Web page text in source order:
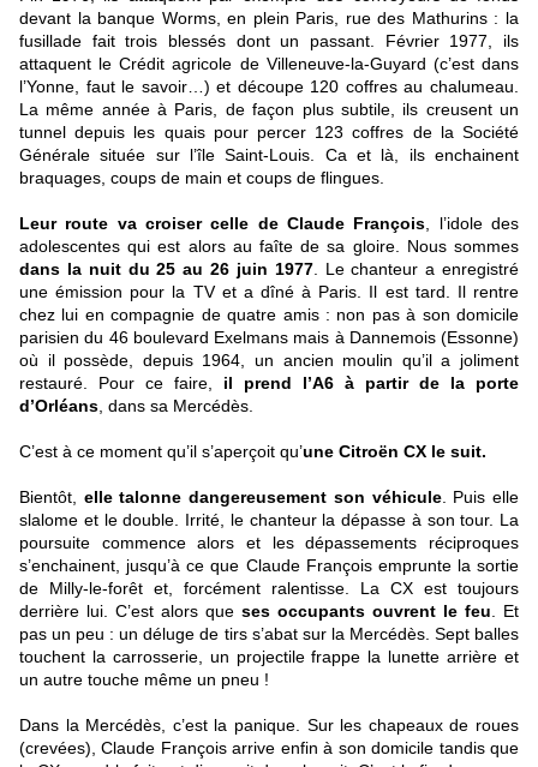
devant la banque Worms, en plein Paris, rue des Mathurins : la
fusillade fait trois blessés dont un passant. Février 1977, ils
attaquent le Crédit agricole de Villeneuve-la-Guyard (c’est dans
l’Yonne, faut le savoir…) et découpe 120 coffres au chalumeau.
La même année à Paris, de façon plus subtile, ils creusent un
tunnel depuis les quais pour percer 123 coffres de la Société
Générale située sur l’île Saint-Louis. Ca et là, ils enchainent
braquages, coups de main et coups de flingues.
Leur route va croiser celle de Claude François , l’idole des
adolescentes qui est alors au faîte de sa gloire. Nous sommes
dans la nuit du 25 au 26 juin 1977. Le chanteur a enregistré
une émission pour la TV et a dîné à Paris. Il est tard. Il rentre
chez lui en compagnie de quatre amis : non pas à son domicile
parisien du 46 boulevard Exelmans mais à Dannemois (Essonne)
où il possède, depuis 1964, un ancien moulin qu’il a joliment
restauré. Pour ce faire, il prend l’A6 à partir de la porte
d’Orléans , dans sa Mercédès.
C’est à ce moment qu’il s’aperçoit qu’une Citroën CX le suit.
Bientôt, elle talonne dangereusement son véhicule. Puis elle
slalome et le double. Irrité, le chanteur la dépasse à son tour. La
poursuite commence alors et les dépassements réciproques
s’enchainent, jusqu’à ce que Claude François emprunte la sortie
de Milly-le-forêt et, forcément ralentisse. La CX est toujours
derrière lui. C’est alors que ses occupants ouvrent le feu . Et
pas un peu : un déluge de tirs s’abat sur la Mercédès. Sept balles
touchent la carrosserie, un projectile frappe la lunette arrière et
un autre touche même un pneu !
Dans la Mercédès, c’est la panique. Sur les chapeaux de roues
(crevées), Claude François arrive enfin à son domicile tandis que